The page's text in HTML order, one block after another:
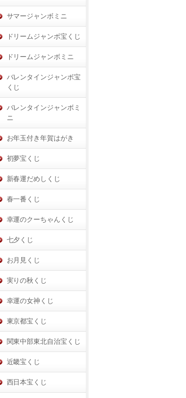
サマージャンボミニ
ドリームジャンボ宝くじ
ドリームジャンボミニ
バレンタインジャンボ宝
くじ
バレンタインジャンボミ
ニ
お年玉付き年賀はがき
初夢宝くじ
新春運だめしくじ
春一番くじ
幸運のクーちゃんくじ
七夕くじ
お月見くじ
実りの秋くじ
幸運の女神くじ
東京都宝くじ
関東中部東北自治宝くじ
近畿宝くじ
西日本宝くじ